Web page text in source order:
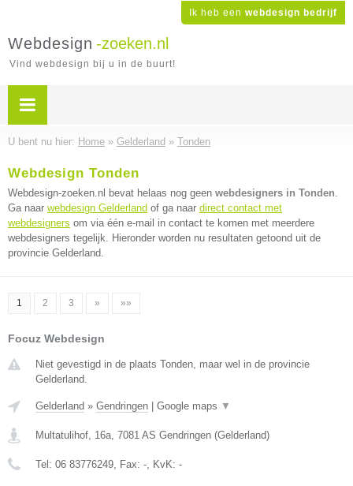
Ik heb een webdesign bedrijf
Webdesign -zoeken.nl
Vind webdesign bij u in de buurt!
U bent nu hier: Home » Gelderland » Tonden
Webdesign Tonden
Webdesign-zoeken.nl bevat helaas nog geen webdesigners in Tonden.
Ga naar webdesign Gelderland of ga naar direct contact met
webdesigners om via één e-mail in contact te komen met meerdere
webdesigners tegelijk. Hieronder worden nu resultaten getoond uit de
provincie Gelderland.
1 2 3 » »»
Focuz Webdesign
Niet gevestigd in de plaats Tonden, maar wel in de provincie
Gelderland.
Gelderland » Gendringen Google maps ▼
Multatulihof, 16a, 7081 AS Gendringen (Gelderland)
Tel: 06 83776249, Fax: -, KvK: -